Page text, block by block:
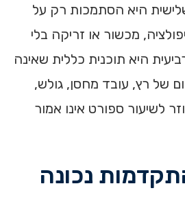
היא הסתמכות רק על
מכשור או זריקה בלי
היא תוכנית כללית שאינה
של רץ, עובד מחסן, גולש,
לשיעור ספורט אינו אמור
נכונה